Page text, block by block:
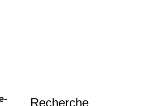
Recherche